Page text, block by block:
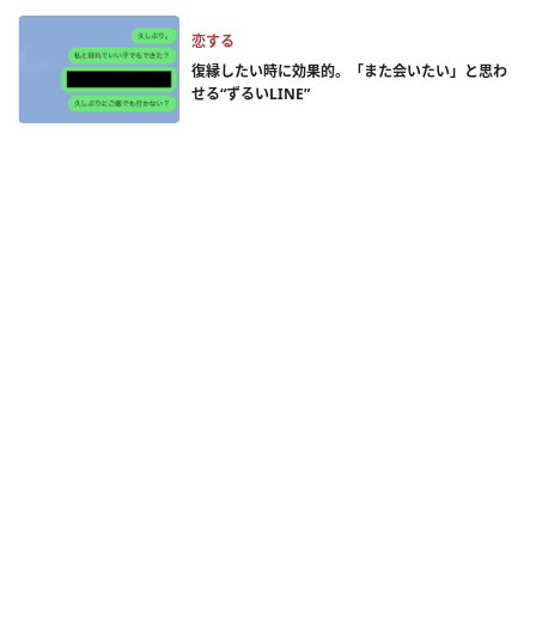
恋する
復縁したい時に効果的。「また会いたい」と思わ
せる“ずるいLINE”